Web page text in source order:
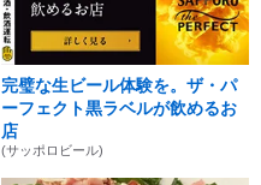
完璧な生ビール体験を。ザ・パ
ーフェクト黒ラベルが飲めるお
店
(サッポロビール)